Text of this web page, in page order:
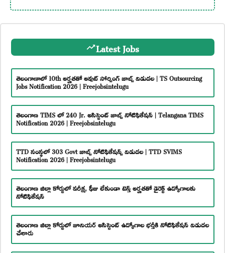
Latest Jobs
తెలంగాణాలో 10th అర్హతతో అవుట్ సోర్సింగ్ జాబ్స్ విడుదల | TS Outsourcing
Jobs Notification 2026 | Freejobsintelugu
తెలంగాణ TIMS లో 240 Jr. అసిస్టెంట్ జాబ్స్ నోటిఫికేషన్ | Telangana TIMS
Notification 2026 | Freejobsintelugu
TTD సంస్థలో 303 Govt జాబ్స్ నోటిఫికేషన్స్ విడుదల | TTD SVIMS
Notification 2026 | Freejobsintelugu
తెలంగాణ జిల్లా కోర్టులో పరీక్ష, ఫీజు లేకుండా టెన్త్ అర్హతతో డైరెక్ట్ ఉద్యోగాలకు
నోటిఫికేషన్
తెలంగాణ జిల్లా కోర్టులో జూనియర్ అసిస్టెంట్ ఉద్యోగాల భర్తీకి నోటిఫికేషన్ విడుదల
చేశారు